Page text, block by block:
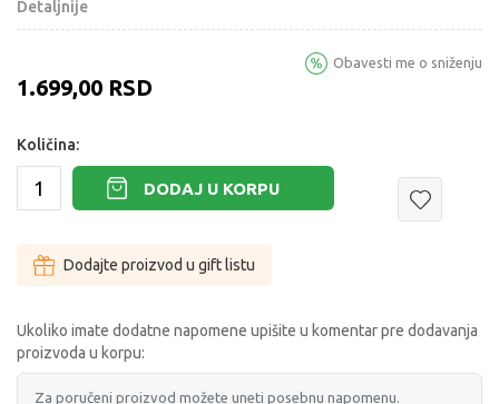
Detaljnije
1.699,00 RSD
Obavesti me o sniženju
Količina:
DODAJ U KORPU
Dodajte proizvod u gift listu
Ukoliko imate dodatne napomene upišite u komentar pre dodavanja
proizvoda u korpu: